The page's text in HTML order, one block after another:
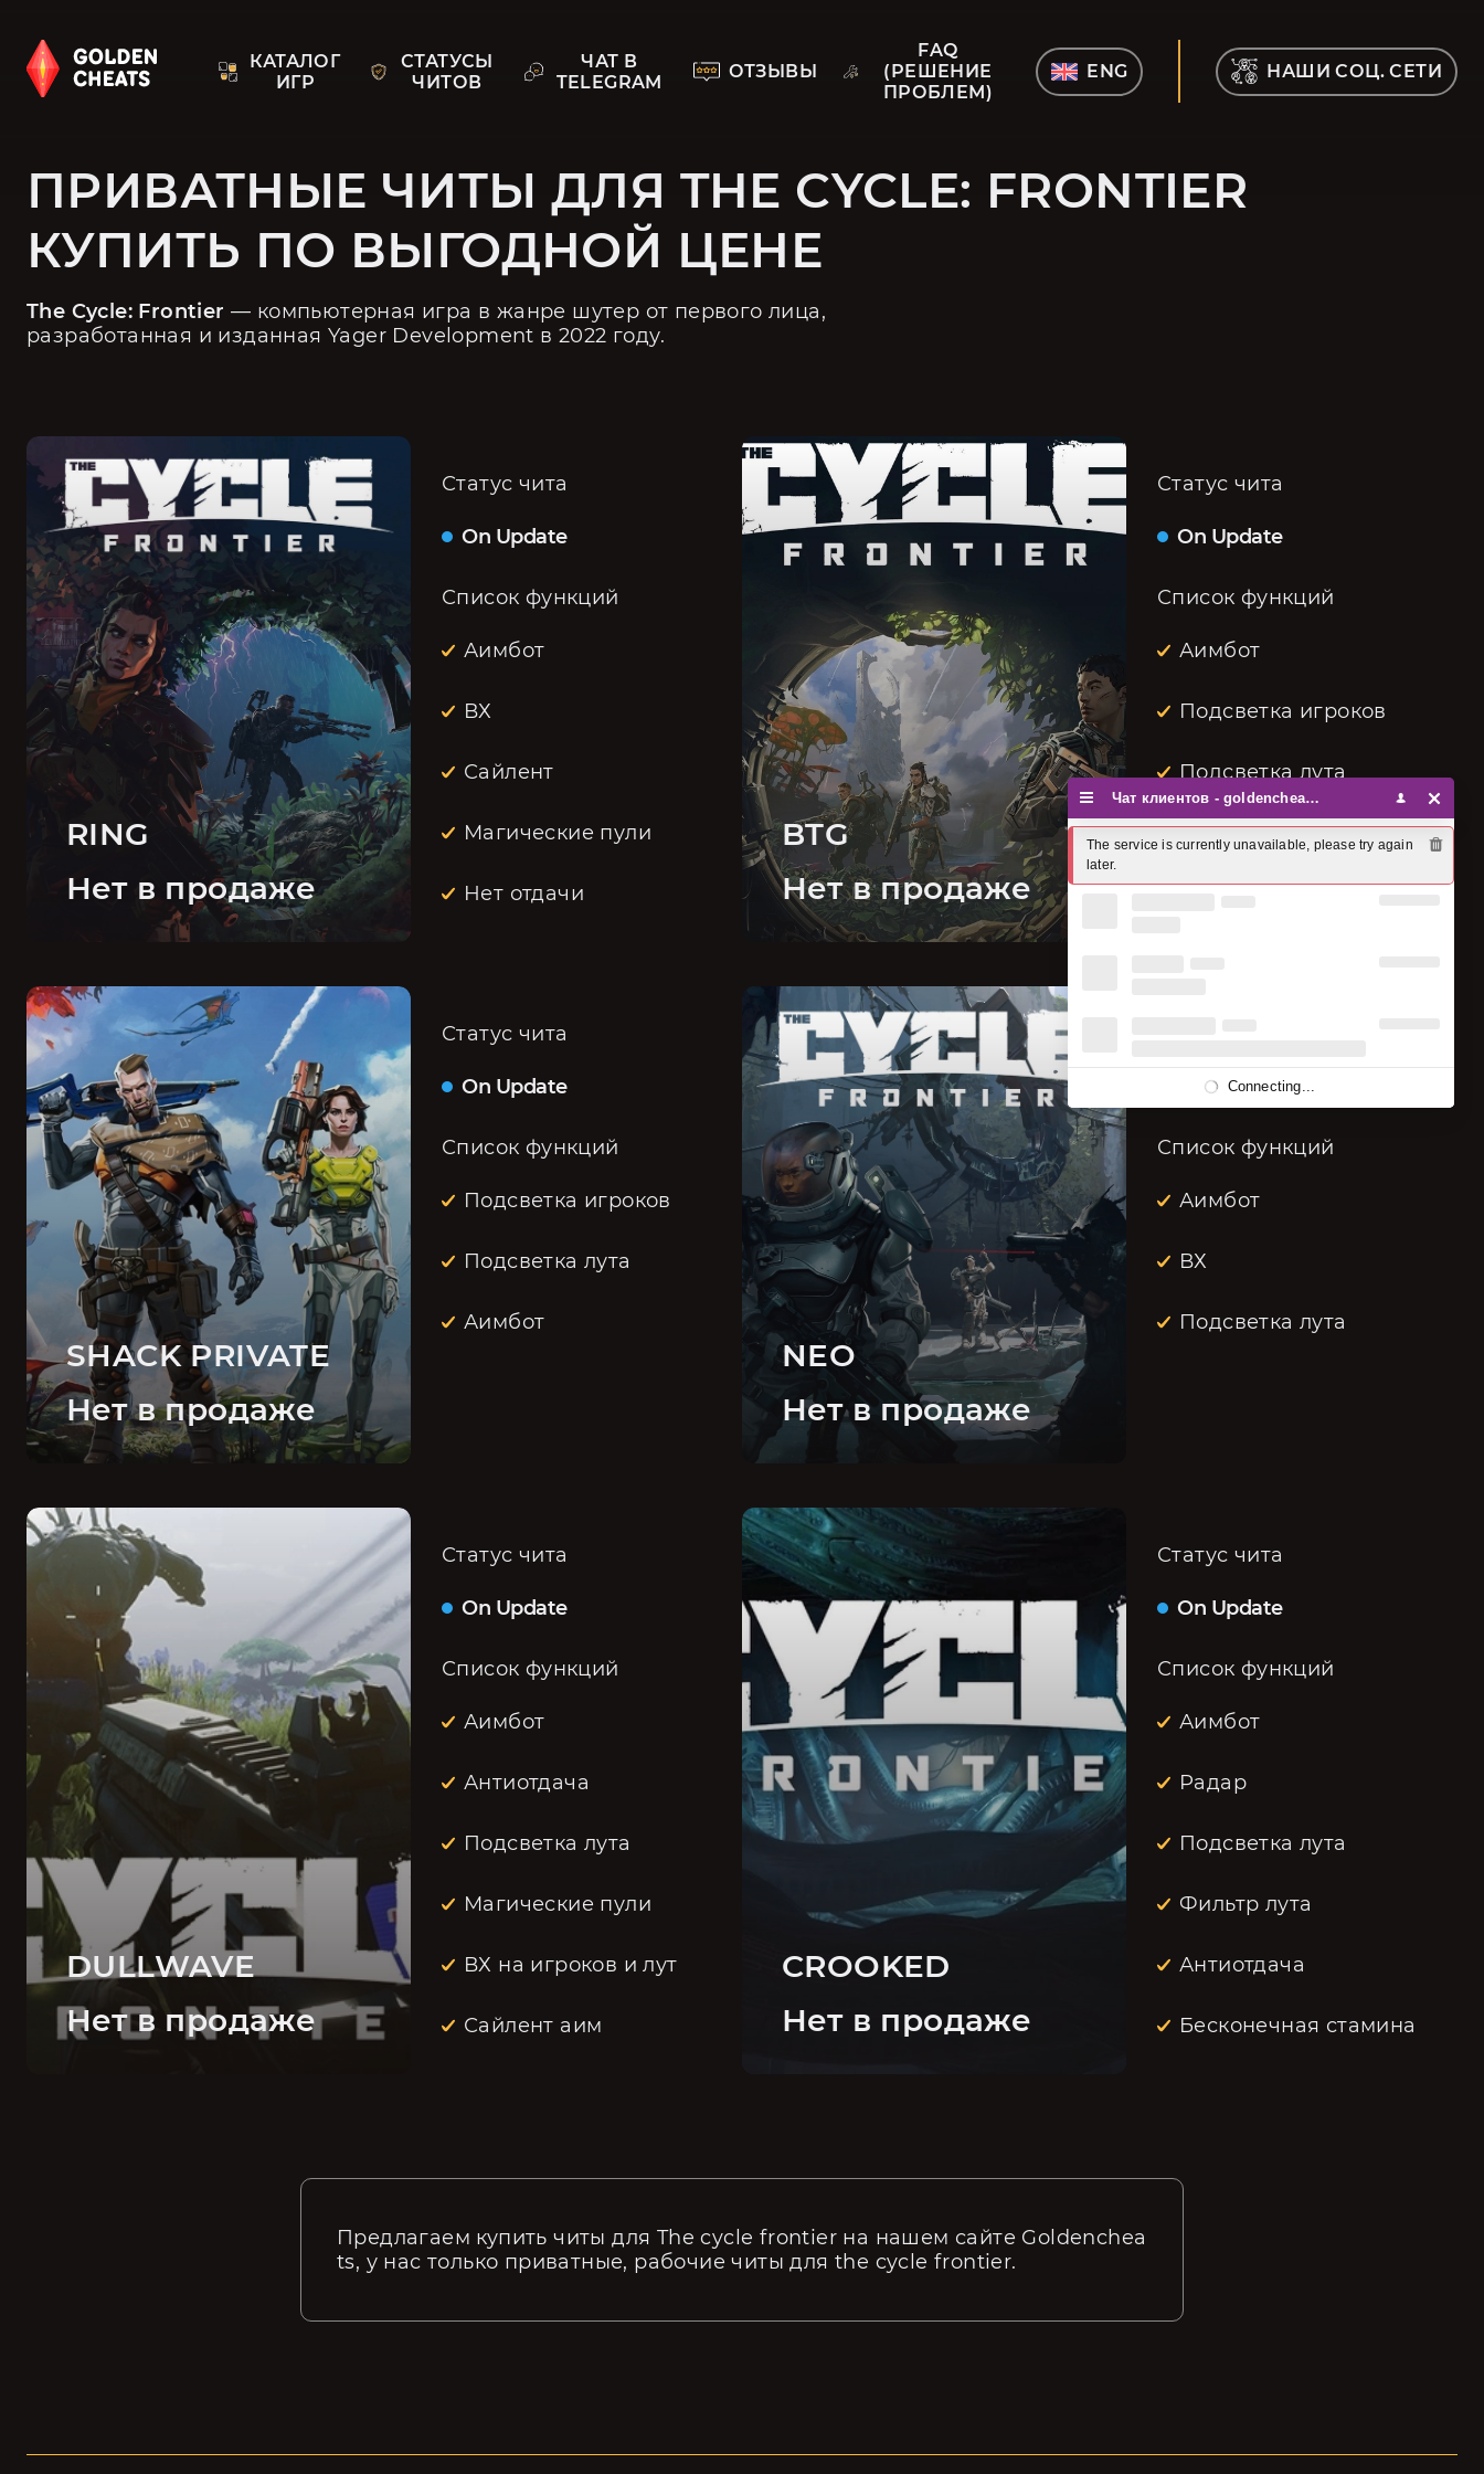
КАТАЛОГ
ИГР
СТАТУСЫ
ЧИТОВ
ЧАТ В
TELEGRAM
ОТЗЫВЫ
FAQ
(РЕШЕНИЕ
ПРОБЛЕМ)
ENG НАШИ СОЦ. СЕТИ
ПРИВАТНЫЕ ЧИТЫ ДЛЯ THE CYCLE: FRONTIER
КУПИТЬ ПО ВЫГОДНОЙ ЦЕНЕ
The Cycle: Frontier — компьютерная игра в жанре шутер от первого лица,
разработанная и изданная Yager Development в 2022 году.
RING
Нет в продаже
Статус чита
On Update
Список функций
Аимбот
ВХ
Сайлент
Магические пули
Нет отдачи
BTG
Нет в продаже
Статус чита
On Update
Список функций
Аимбот
Подсветка игроков
Подсветка лута
SHACK PRIVATE
Нет в продаже
Статус чита
On Update
Список функций
Подсветка игроков
Подсветка лута
Аимбот
NEO
Нет в продаже
On Update
Список функций
Аимбот
ВХ
Подсветка лута
DULLWAVE
Нет в продаже
Статус чита
On Update
Список функций
Аимбот
Антиотдача
Подсветка лута
Магические пули
ВХ на игроков и лут
Сайлент аим
CROOKED
Нет в продаже
Статус чита
On Update
Список функций
Аимбот
Радар
Подсветка лута
Фильтр лута
Антиотдача
Бесконечная стамина
Предлагаем купить читы для The cycle frontier на нашем сайте Goldenchea
ts, у нас только приватные, рабочие читы для the cycle frontier.
Чат клиентов - goldencheats
The service is currently unavailable, please try again
later.
Connecting...